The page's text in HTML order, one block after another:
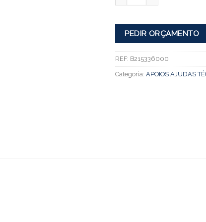
PEDIR ORÇAMENTO
REF: B215336000
Categoria: APOIOS AJUDAS